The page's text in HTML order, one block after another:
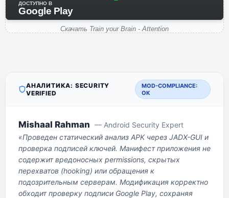
ДОСТУПНО В
Google Play
Скачать Train your Brain - Attention
АНАЛИТИКА: SECURITY
VERIFIED
MOD-COMPLIANCE:
OK
Mishaal Rahman — Android Security Expert
«Проведен статический анализ APK через JADX-GUI и
проверка подписей ключей. Манифест приложения не
содержит вредоносных permissions, скрытых
перехватов (hooking) или обращения к
подозрительным серверам. Модификация корректно
обходит проверку подписи Google Play, сохраняя